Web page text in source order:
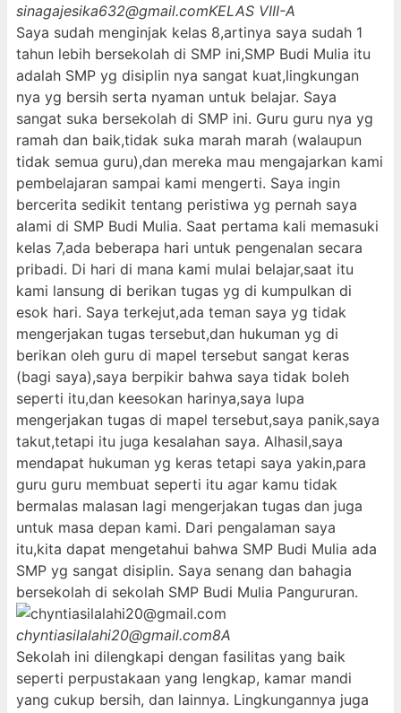
sinagajesika632@gmail.comKELAS VIII-A
Saya sudah menginjak kelas 8,artinya saya sudah 1
tahun lebih bersekolah di SMP ini,SMP Budi Mulia itu
adalah SMP yg disiplin nya sangat kuat,lingkungan
nya yg bersih serta nyaman untuk belajar. Saya
sangat suka bersekolah di SMP ini. Guru guru nya yg
ramah dan baik,tidak suka marah marah (walaupun
tidak semua guru),dan mereka mau mengajarkan kami
pembelajaran sampai kami mengerti. Saya ingin
bercerita sedikit tentang peristiwa yg pernah saya
alami di SMP Budi Mulia. Saat pertama kali memasuki
kelas 7,ada beberapa hari untuk pengenalan secara
pribadi. Di hari di mana kami mulai belajar,saat itu
kami lansung di berikan tugas yg di kumpulkan di
esok hari. Saya terkejut,ada teman saya yg tidak
mengerjakan tugas tersebut,dan hukuman yg di
berikan oleh guru di mapel tersebut sangat keras
(bagi saya),saya berpikir bahwa saya tidak boleh
seperti itu,dan keesokan harinya,saya lupa
mengerjakan tugas di mapel tersebut,saya panik,saya
takut,tetapi itu juga kesalahan saya. Alhasil,saya
mendapat hukuman yg keras tetapi saya yakin,para
guru guru membuat seperti itu agar kamu tidak
bermalas malasan lagi mengerjakan tugas dan juga
untuk masa depan kami. Dari pengalaman saya
itu,kita dapat mengetahui bahwa SMP Budi Mulia ada
SMP yg sangat disiplin. Saya senang dan bahagia
bersekolah di sekolah SMP Budi Mulia Pangururan.
chyntiasilalahi20@gmail.com8A
Sekolah ini dilengkapi dengan fasilitas yang baik
seperti perpustakaan yang lengkap, kamar mandi
yang cukup bersih, dan lainnya. Lingkungannya juga